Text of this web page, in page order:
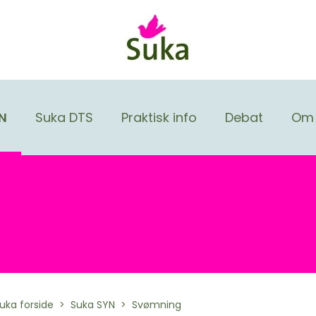
Suka DTS Praktisk info Debat
forside Suka SYN Svømning